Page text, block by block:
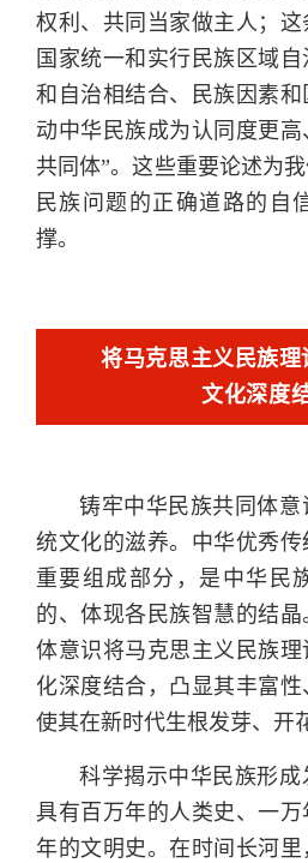
权利、共同当家做主人；
国家统一和实行民族区域
和自治相结合、民族因素
动中华民族成为认同度更
共同体”。这些重要论述为
民族问题的正确道路的自
撑。
将马克思主义民族
文化深度
铸牢中华民族共同体
统文化的滋养。中华优秀
重要组成部分，是中华民
的、体现各民族智慧的结
体意识将马克思主义民族
化深度结合，凸显其丰富性
使其在新时代生根发芽、开
科学揭示中华民族形
具有百万年的人类史、一
年的文明史。在时间长河